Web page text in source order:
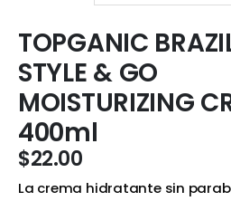
TOPGANIC
STYLE & GO
MOISTURIZING
400ml
$22.00
La crema hidratante sin